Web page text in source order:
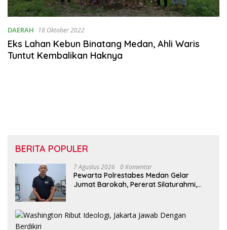
DAERAH 18 Oktober 2022
Eks Lahan Kebun Binatang Medan, Ahli Waris
Tuntut Kembalikan Haknya
BERITA POPULER
7 Agustus 2026 0 Komentar
Pewarta Polrestabes Medan Gelar
Jumat Barokah, Pererat Silaturahmi,